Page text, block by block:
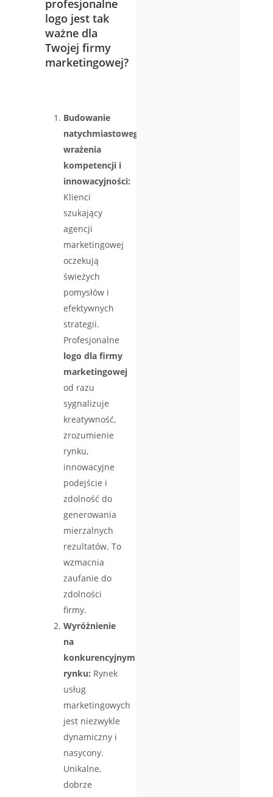
profesjonalne
logo jest tak
ważne dla
Twojej firmy
marketingowej?
Budowanie
natychmiastowego
wrażenia
kompetencji i
innowacyjności:
Klienci
szukający
agencji
marketingowej
oczekują
świeżych
pomysłów i
efektywnych
strategii.
Profesjonalne
logo dla firmy
marketingowej
od razu
sygnalizuje
kreatywność,
zrozumienie
rynku,
innowacyjne
podejście i
zdolność do
generowania
mierzalnych
rezultatów. To
wzmacnia
zaufanie do
zdolności
firmy.
Wyróżnienie
na
konkurencyjnym
rynku: Rynek
usług
marketingowych
jest niezwykle
dynamiczny i
nasycony.
Unikalne,
dobrze